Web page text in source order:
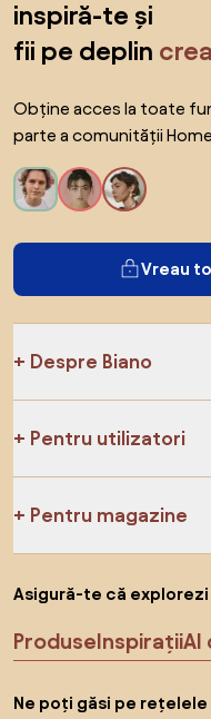
inspiră-te și
fii pe deplin
Obține acces la toate
parte a comunității
Vreau
Despre Biano
Pentru utilizatori
Pentru magazine
Asigură-te că explorezi
ProduseInspirațiiAI
Ne poți găsi pe